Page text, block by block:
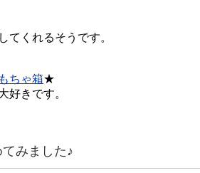
てくれるそうです。
ちゃ箱★
好きです。
みました♪